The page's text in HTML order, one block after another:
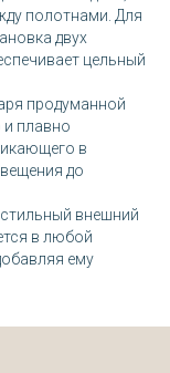
полотнами. Для
двух
цельный
продуманной
и плавно
в
до
внешний
в любой
ему